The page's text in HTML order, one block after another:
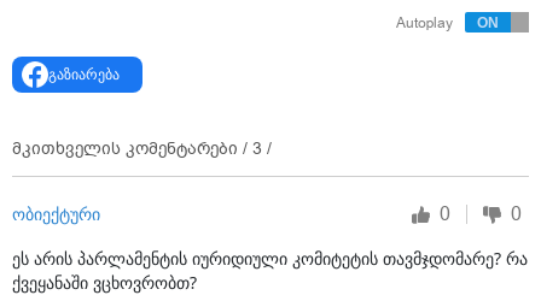
Autoplay
გაზიარება
მკითხველის კომენტარები / 3 /
ობიექტური 0 0
ეს არის პარლამენტის იურიდიული კომიტეტის თავმჯდომარე? რა
ქვეყანაში ვცხოვრობთ?